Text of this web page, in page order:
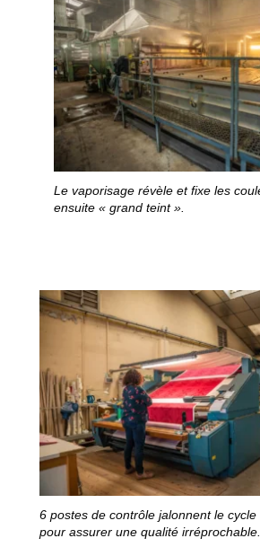
Le vaporisage révèle et fixe les
ensuite « grand teint ».
6 postes de contrôle jalonnent le
pour assurer une qualité irréprochable.